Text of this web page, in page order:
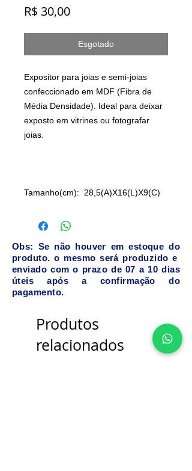
R$ 30,00Preço
Esgotado
Expositor para joias e semi-joias
confeccionado em MDF (Fibra de
Média Densidade). Ideal para deixar
exposto em vitrines ou fotografar
joias.
Tamanho(cm): 28,5(A)X16(L)X9(C)
Obs: Se não houver em estoque do
produto. o mesmo será produzido e
enviado com o prazo de 07 a 10 dias
úteis após a confirmação do
pagamento.
Produtos
relacionados